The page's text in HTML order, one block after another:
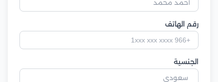
رقم الهاتف
الجنسية